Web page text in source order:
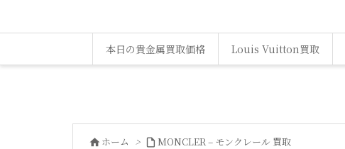
本日の貴金属買取価格 Louis Vuitton買取
 ホーム >  MONCLER – モンクレール 買取